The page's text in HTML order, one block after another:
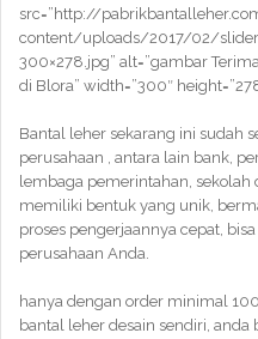
src=”http://
content/uploads/2017/02/
300×278.jpg” alt=”gambar
di Blora” width=”300″
Bantal leher sekarang ini sudah
perusahaan , antara lain bank,
lembaga pemerintahan, sekolah
memiliki bentuk yang unik,
proses pengerjaannya cepat,
perusahaan Anda.
hanya dengan order minimal
bantal leher desain sendiri,